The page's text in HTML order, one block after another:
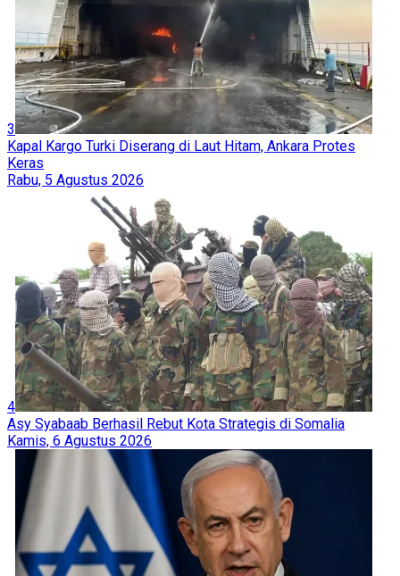
3
Kapal Kargo Turki Diserang di Laut Hitam, Ankara Protes
Keras
Rabu, 5 Agustus 2026
4
Asy Syabaab Berhasil Rebut Kota Strategis di Somalia
Kamis, 6 Agustus 2026